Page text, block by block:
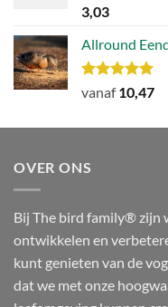
Waardering
5.00
3,03
Allround
Waardering
uit 5
vanaf10,47
OVER ONS
Bij The bird family® zijn
ontwikkelen en
kunt genieten van de
dat we met onze